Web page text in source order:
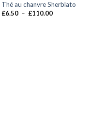
Thé au chanvre Sherblato
£6.50 – £110.00Plage